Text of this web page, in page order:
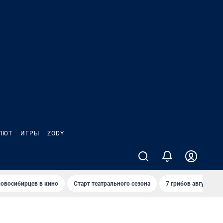
ИГРЫ ZODY
в кино Старт театрального сезона 7 грибов августа